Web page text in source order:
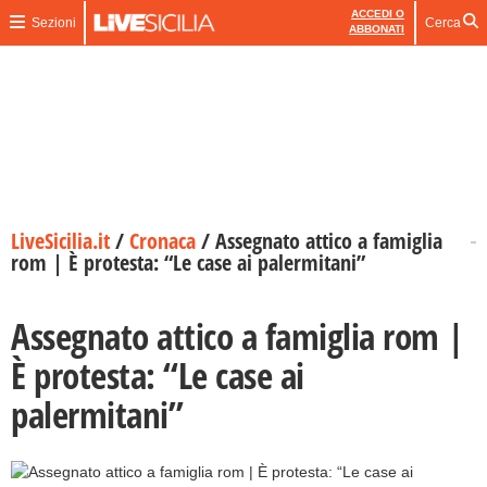
Sezioni
ACCEDI O
ABBONATI
Cerca
LiveSicilia.it/Cronaca/Assegnato attico a famiglia
rom | È protesta: “Le case ai palermitani”
Assegnato attico a famiglia rom |
È protesta: “Le case ai
palermitani”